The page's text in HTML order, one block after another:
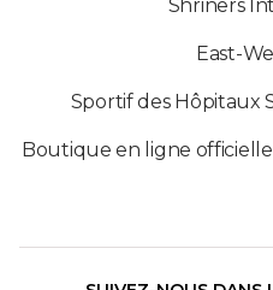
Shriners
East-
Sportif des Hôpitaux
Boutique en ligne